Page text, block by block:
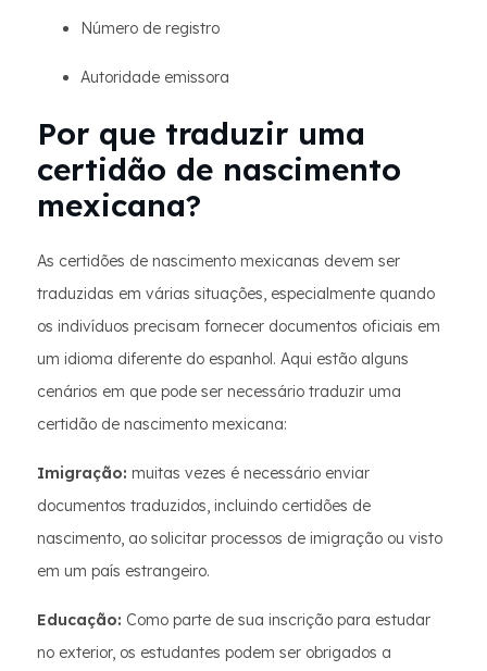
Número de registro
Autoridade emissora
Por que traduzir uma
certidão de nascimento
mexicana?
As certidões de nascimento mexicanas devem ser
traduzidas em várias situações, especialmente quando
os indivíduos precisam fornecer documentos oficiais em
um idioma diferente do espanhol. Aqui estão alguns
cenários em que pode ser necessário traduzir uma
certidão de nascimento mexicana:
Imigração: muitas vezes é necessário enviar
documentos traduzidos, incluindo certidões de
nascimento, ao solicitar processos de imigração ou visto
em um país estrangeiro.
Educação: Como parte de sua inscrição para estudar
no exterior, os estudantes podem ser obrigados a